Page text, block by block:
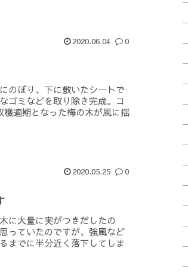
2020.06.04 0
のぼり、下に敷いたシートで
ゴミなどを取り除き完成。コ
適期となった梅の木が風に揺
2020.05.25 0
に大量に実がつきだしたの
っていたのですが、強風など
までに半分近く落下してしま